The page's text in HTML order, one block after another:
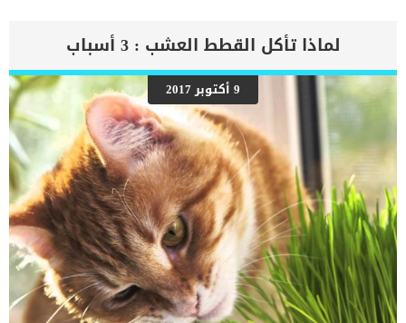
اعراض وعلامات تضخم القلب عند الكلاب فى هذا المقال سنطلعك على
بعض العلامات التي تشير إلى أن كلبك قد اقترب من مرحلة يحتافيها إلى
رعاية المسنين أو قد تفكر في القتل الرحيم. يمكننا اختصار هذه العلامات
على شكل مجموعة من المراحل التى يتدرجها الكلب الى ان يصل الى
النهاية. اهم علامات وفاة الكلاب بسبب قصور القلب الاحتقانى كما ذكرنا
ستكون هذه العلامات عبارة عن مراحل متدرجة الى المرحلة الاخيرة وهى
الوفاة. _المرحلة الاولى, تظهر ان الكلب معرض لخطر الإصابة بسرطان
القلب ، ولكن ليس لديه أعراض ولا تغييرات في القلب. _المرحلة
الثانية,يعاني الكلب […]
لماذا تأكل القطط العشب : 3 أسباب
9 أكتوبر 2017